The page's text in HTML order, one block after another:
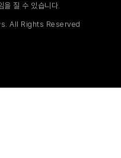
을 질 수 있습니다.
All Rights Reserved